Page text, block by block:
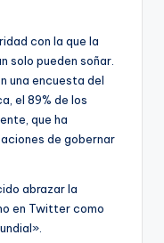
con la que la
solo pueden soñar.
una encuesta del
el 89% de los
que ha
de gobernar
abrazar la
en Twitter como